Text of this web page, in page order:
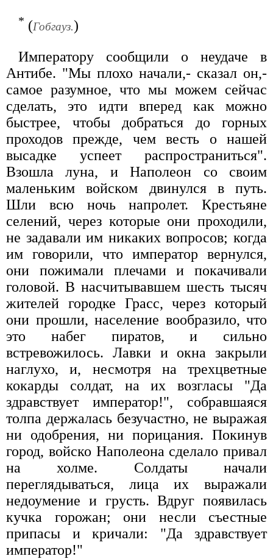
* (Гобгауз.)
Императору сообщили о неудаче в
Антибе. "Мы плохо начали,- сказал он,-
самое разумное, что мы можем сейчас
сделать, это идти вперед как можно
быстрее, чтобы добраться до горных
проходов прежде, чем весть о нашей
высадке успеет распространиться".
Взошла луна, и Наполеон со своим
маленьким войском двинулся в путь.
Шли всю ночь напролет. Крестьяне
селений, через которые они проходили,
не задавали им никаких вопросов; когда
им говорили, что император вернулся,
они пожимали плечами и покачивали
головой. В насчитывавшем шесть тысяч
жителей городке Грасс, через который
они прошли, население вообразило, что
это набег пиратов, и сильно
встревожилось. Лавки и окна закрыли
наглухо, и, несмотря на трехцветные
кокарды солдат, на их возгласы "Да
здравствует император!", собравшаяся
толпа держалась безучастно, не выражая
ни одобрения, ни порицания. Покинув
город, войско Наполеона сделало привал
на холме. Солдаты начали
переглядываться, лица их выражали
недоумение и грусть. Вдруг появилась
кучка горожан; они несли съестные
припасы и кричали: "Да здравствует
император!"